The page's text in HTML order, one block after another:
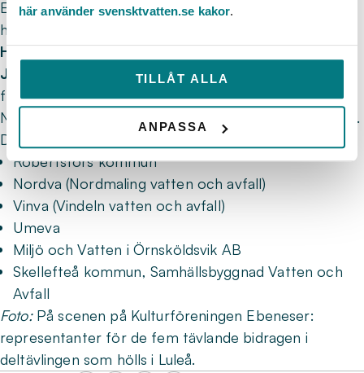
här använder svensktvatten.se kakor.
TILLÅT ALLA
ANPASSA
En kommun som nästan nådde ända fram gav juryn
hedersomnämnanden:
Hedersomnämnande: Luleå
Juryns motivering
: Ett vatten med lite krävig
framtoning. Rent, friskt och mineraligt med bra längd.
Nästa deltävling sker i Umeå onsdagen den 8 oktober.
Då deltar:
Robertsfors kommun
Nordva (Nordmaling vatten och avfall)
Vinva (Vindeln vatten och avfall)
Umeva
Miljö och Vatten i Örnsköldsvik AB
Skellefteå kommun, Samhällsbyggnad Vatten och
Avfall
Foto: På scenen på Kulturföreningen Ebeneser:
representanter för de fem tävlande bidragen i
deltävlingen som hölls i Luleå.